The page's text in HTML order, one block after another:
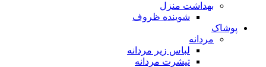
بهداشت منزل
شوینده ظروف
پوشاک
مردانه
لباس زیر مردانه
تیشرت مردانه